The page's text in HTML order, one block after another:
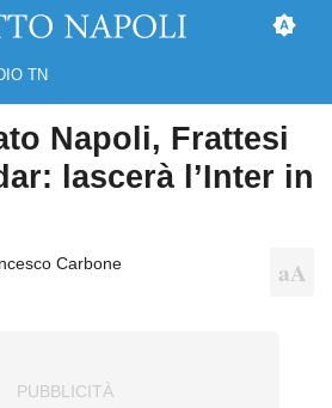
TN
Napoli, Frattesi
lascerà l’Inter in
Carbone